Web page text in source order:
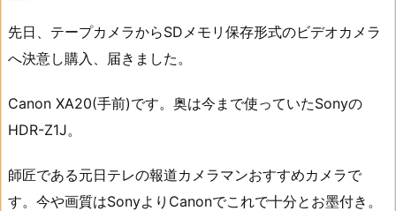
先日、テープカメラからSDメモリ保存形式のビデオカメラ
へ決意し購入、届きました。
Canon XA20(手前)です。奥は今まで使っていたSonyの
HDR-Z1J。
師匠である元日テレの報道カメラマンおすすめカメラで
す。今や画質はSonyよりCanonでこれで十分とお墨付き。